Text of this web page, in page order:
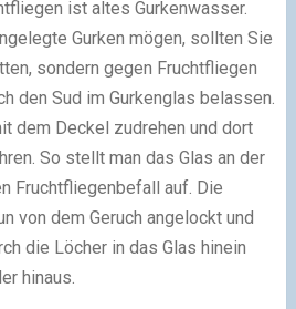
ist altes Gurkenwasser.
Gurken mögen, sollten Sie
sondern gegen Fruchtfliegen
den Sud im Gurkenglas belassen.
dem Deckel zudrehen und dort
So stellt man das Glas an der
Fruchtfliegenbefall auf. Die
von dem Geruch angelockt und
die Löcher in das Glas hinein
hinaus.